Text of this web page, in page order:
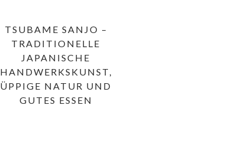
TSUBAME SANJO –
TRADITIONELLE
JAPANISCHE
HANDWERKSKUNST,
ÜPPIGE NATUR UND
GUTES ESSEN